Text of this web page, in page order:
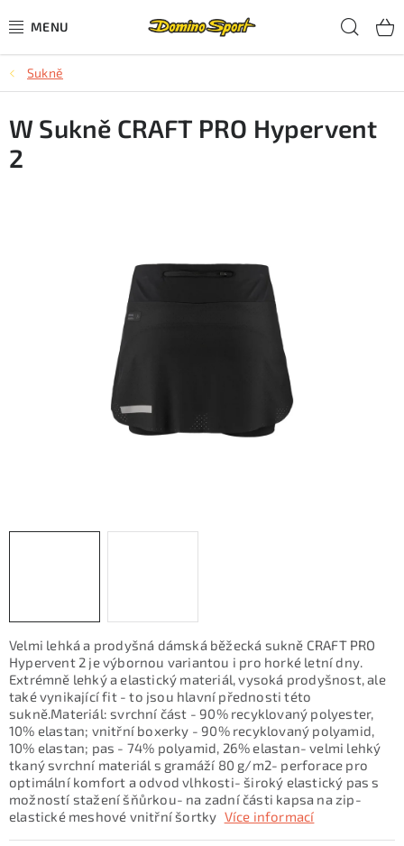
na
CYKLISTIKA
SJEZDOVÉ LYŽOVÁNÍ
SKIALPOVÉ LYŽOVÁNÍ
CYKLO Servis
Sukně
Velmi lehká a prodyšná dámská běžecká sukně CRAFT PRO
Hypervent 2 je výbornou variantou i pro horké letní dny.
Extrémně lehký a elastický materiál, vysoká prodyšnost, ale
také vynikající fit - to jsou hlavní přednosti této
sukně.Materiál: svrchní část - 90% recyklovaný polyester,
10% elastan; vnitřní boxerky - 90% recyklovaný polyamid,
10% elastan; pas - 74% polyamid, 26% elastan- velmi lehký
tkaný svrchní materiál s gramáží 80 g/m2- perforace pro
optimální komfort a odvod vlhkosti- široký elastický pas s
možností stažení šňůrkou- na zadní části kapsa na zip-
elastické meshové vnitřní šortky Více informací
W Sukně CRAFT PRO Hypervent
2